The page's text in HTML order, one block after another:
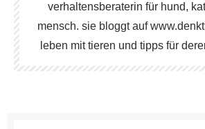
verhaltensberaterin für hund,
mensch. sie bloggt auf
leben mit tieren und tipps für